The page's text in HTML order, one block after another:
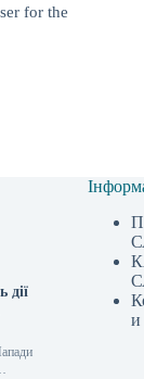
for the
дії
и